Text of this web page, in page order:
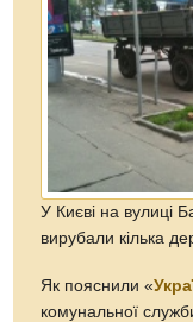
У Києві на вулиці
вирубали кілька
Як пояснили «
комунальної